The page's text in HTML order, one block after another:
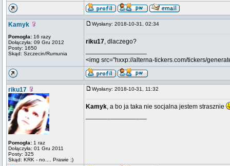
Kamyk
Pomogła: 16 razy
Dołączyła: 09 Gru 2012
Posty: 1650
Skąd: Szczecin/Rumunia
Wysłany: 2018-10-31, 02:34
riku17, dlaczego?
<img src="hxxp://alterna-tickers.com/tickers/
riku17
Pomogła: 1 raz
Dołączyła: 01 Gru 2011
Posty: 325
Skąd: KRK - no.... Prawie ;)
Wysłany: 2018-10-31, 11:32
Kamyk, a bo ja taka nie socjalna jestem strasznie